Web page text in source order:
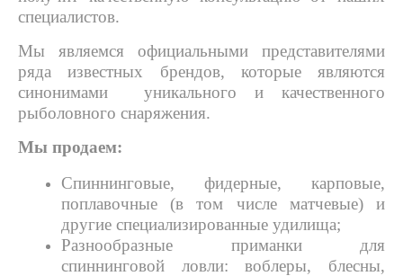
специалистов.
Мы являемся официальными представителями
ряда известных брендов, которые являются
синонимами уникального и качественного
рыболовного снаряжения.
Мы продаем:
Спиннинговые, фидерные, карповые,
поплавочные (в том числе матчевые) и
другие специализированные удилища;
Разнообразные приманки для
спиннинговой ловли: воблеры, блесны,